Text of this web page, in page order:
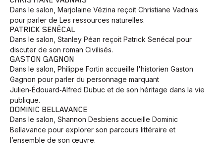
Développement Histoires Pêche Santé Sport
Voyage Yoga
Dans le salon, Marjolaine Vézina reçoit Christiane Vadnais
pour parler de Les ressources naturelles.
PATRICK SENÉCAL
Dans le salon, Stanley Péan reçoit Patrick Senécal pour
discuter de son roman Civilisés.
GASTON GAGNON
Dans le salon, Philippe Fortin accueille l'historien Gaston
Gagnon pour parler du personnage marquant
Julien‑Édouard‑Alfred Dubuc et de son héritage dans la vie
publique.
DOMINIC BELLAVANCE
Dans le salon, Shannon Desbiens accueille Dominic
Bellavance pour explorer son parcours littéraire et
l’ensemble de son œuvre.